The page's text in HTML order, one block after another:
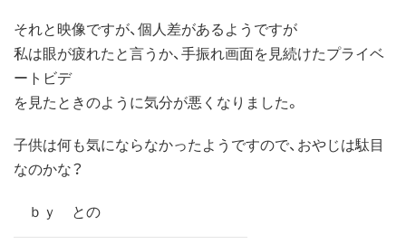
それと映像ですが、個人差があるようですが
私は眼が疲れたと言うか、手振れ画面を見続けたプライベ
ートビデ
を見たときのように気分が悪くなりました。
子供は何も気にならなかったようですので、おやじは駄目
なのかな？
ｂｙ との